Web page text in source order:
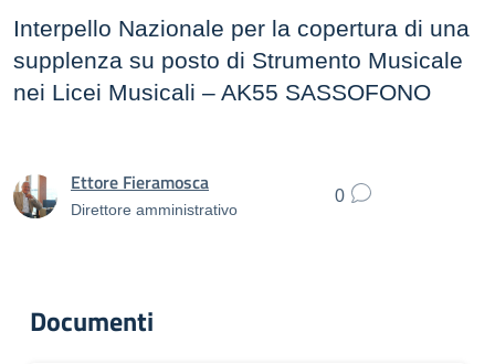
Interpello Nazionale per la copertura di una
supplenza su posto di Strumento Musicale
nei Licei Musicali – AK55 SASSOFONO
Ettore Fieramosca
Direttore amministrativo
0
Documenti